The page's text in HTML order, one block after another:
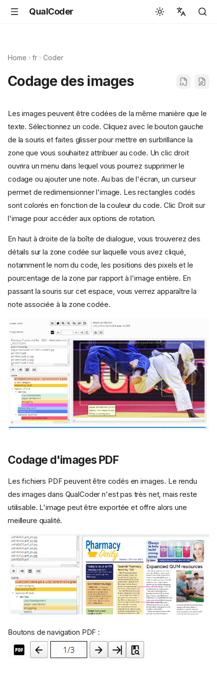
QualCoder
Svenska
中文
日本語
Română
Italiano
Euskara
Home fr Coder
Codage des images
Les images peuvent être codées de la même manière que le
texte. Sélectionnez un code. Cliquez avec le bouton gauche
de la souris et faites glisser pour mettre en surbrillance la
zone que vous souhaitez attribuer au code. Un clic droit
ouvrira un menu dans lequel vous pourrez supprimer le
codage ou ajouter une note. Au bas de l'écran, un curseur
permet de redimensionner l'image. Les rectangles codés
sont colorés en fonction de la couleur du code. Clic Droit sur
l'image pour accéder aux options de rotation.
En haut à droite de la boîte de dialogue, vous trouverez des
détails sur la zone codée sur laquelle vous avez cliqué,
notamment le nom du code, les positions des pixels et le
pourcentage de la zone par rapport à l'image entière. En
passant la souris sur cet espace, vous verrez apparaître la
note associée à la zone codée.
Codage d'images PDF
Les fichiers PDF peuvent être codés en images. Le rendu
des images dans QualCoder n'est pas très net, mais reste
utilisable. L'image peut être exportée et offre alors une
meilleure qualité.
Boutons de navigation PDF :